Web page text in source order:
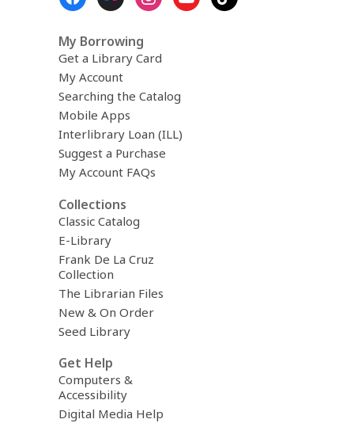
My Borrowing
Get a Library Card
My Account
Searching the Catalog
Mobile Apps
Interlibrary Loan (ILL)
Suggest a Purchase
My Account FAQs
Collections
Classic Catalog
E-Library
Frank De La Cruz
Collection
The Librarian Files
New & On Order
Seed Library
Get Help
Computers &
Accessibility
Digital Media Help